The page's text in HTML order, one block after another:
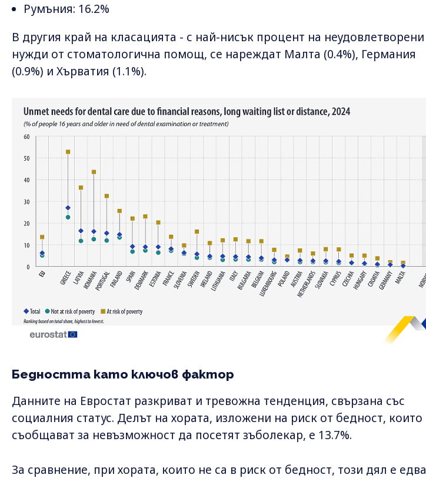
Румъния: 16.2%
В другия край на класацията - с най-нисък процент на неудовлетворени
нужди от стоматологична помощ, се нареждат Малта (0.4%), Германия
(0.9%) и Хърватия (1.1%).
Бедността като ключов фактор
Данните на Евростат разкриват и тревожна тенденция, свързана със
социалния статус. Делът на хората, изложени на риск от бедност, които
съобщават за невъзможност да посетят зъболекар, е 13.7%.
За сравнение, при хората, които не са в риск от бедност, този дял е едва